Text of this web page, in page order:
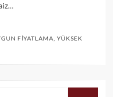
FIYATLAMA, YÜKSEK